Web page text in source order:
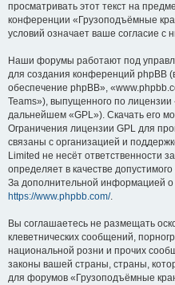
просматривать этот текст на
конференции «Грузоподъёмные
условий означает ваше согласие с
Наши форумы работают под
для создания конференций phpBB
обеспечение phpBB»,
Teams»), выпущенного по лицензии
дальнейшем «GPL»). Скачать его
Ограничения лицензии GPL для
связаны с организацией и
Limited не несёт ответственности
определяет в качестве
За дополнительной информацией
https://www.phpbb.com/.
Вы соглашаетесь не размещать
клеветнических сообщений,
национальной розни и прочих
законы вашей страны, страны,
для форумов «Грузоподъёмные